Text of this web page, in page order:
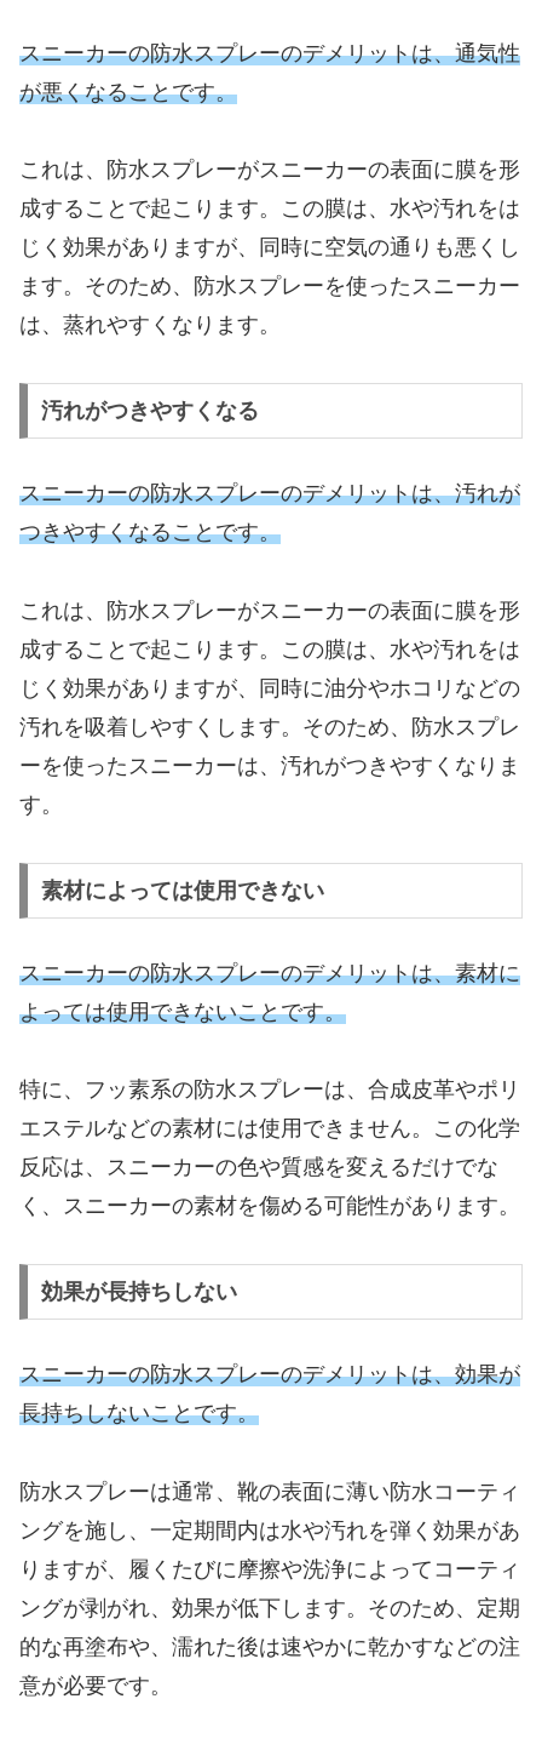
スニーカーの防水スプレーのデメリットは、通気性
が悪くなることです。
これは、防水スプレーがスニーカーの表面に膜を形
成することで起こります。この膜は、水や汚れをは
じく効果がありますが、同時に空気の通りも悪くし
ます。そのため、防水スプレーを使ったスニーカー
は、蒸れやすくなります。
汚れがつきやすくなる
スニーカーの防水スプレーのデメリットは、汚れが
つきやすくなることです。
これは、防水スプレーがスニーカーの表面に膜を形
成することで起こります。この膜は、水や汚れをは
じく効果がありますが、同時に油分やホコリなどの
汚れを吸着しやすくします。そのため、防水スプレ
ーを使ったスニーカーは、汚れがつきやすくなりま
す。
素材によっては使用できない
スニーカーの防水スプレーのデメリットは、素材に
よっては使用できないことです。
特に、フッ素系の防水スプレーは、合成皮革やポリ
エステルなどの素材には使用できません。この化学
反応は、スニーカーの色や質感を変えるだけでな
く、スニーカーの素材を傷める可能性があります。
効果が長持ちしない
スニーカーの防水スプレーのデメリットは、効果が
長持ちしないことです。
防水スプレーは通常、靴の表面に薄い防水コーティ
ングを施し、一定期間内は水や汚れを弾く効果があ
りますが、履くたびに摩擦や洗浄によってコーティ
ングが剥がれ、効果が低下します。そのため、定期
的な再塗布や、濡れた後は速やかに乾かすなどの注
意が必要です。